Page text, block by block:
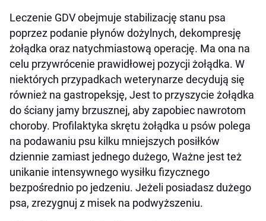
Leczenie GDV obejmuje stabilizację stanu psa
poprzez podanie płynów dożylnych, dekompresję
żołądka oraz natychmiastową operację. Ma ona na
celu przywrócenie prawidłowej pozycji żołądka. W
niektórych przypadkach weterynarze decydują się
również na gastropeksję, Jest to przyszycie żołądka
do ściany jamy brzusznej, aby zapobiec nawrotom
choroby. Profilaktyka skrętu żołądka u psów polega
na podawaniu psu kilku mniejszych posiłków
dziennie zamiast jednego dużego, Ważne jest też
unikanie intensywnego wysiłku fizycznego
bezpośrednio po jedzeniu. Jeżeli posiadasz dużego
psa, zrezygnuj z misek na podwyższeniu.